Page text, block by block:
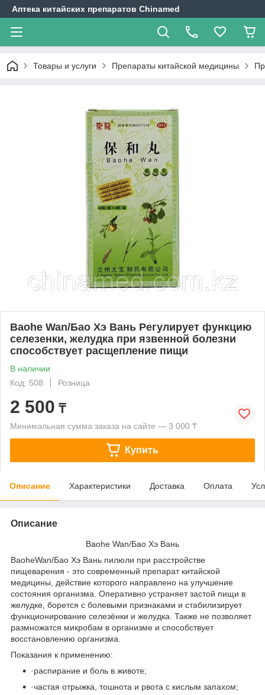
Аптека китайских препаратов Chinamed
Товары и услуги Препараты китайской медицины
Baohe Wan/Бао Хэ Вань Регулирует функцию
селезенки, желудка при язвенной болезни
способствует расщепление пищи
В наличии
Код: 508
Розница
2 500 ₸
Минимальная сумма заказа на сайте — 3 000 ₸
Купить
Описание Характеристики Доставка Оплата
Описание
Baohe Wan/Бао Хэ Вань
BaoheWan/Бао Хэ Вань пилюли при расстройстве
пищеварения - это современный препарат китайской
медицины, действие которого направлено на улучшение
состояния организма. Оперативно устраняет застой пищи в
желудке, борется с болевыми признаками и стабилизирует
функционирование селезёнки и желудка. Также не позволяет
размножатся микробам в организме и способствует
восстановлению организма.
Показания к применению:
·распирание и боль в животе;
·частая отрыжка, тошнота и рвота с кислым запахом;